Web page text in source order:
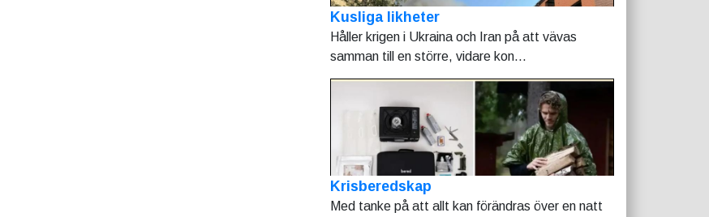
Kusliga likheter
Håller krigen i Ukraina och Iran på att vävas
samman till en större, vidare kon...
Krisberedskap
Med tanke på att allt kan förändras över en natt